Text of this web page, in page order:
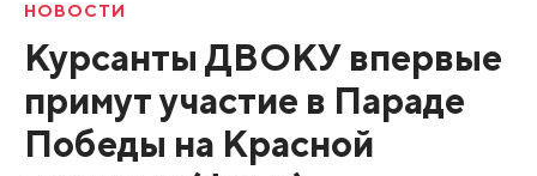
НОВОСТИ
Курсанты ДВОКУ впервые
примут участие в Параде
Победы на Красной